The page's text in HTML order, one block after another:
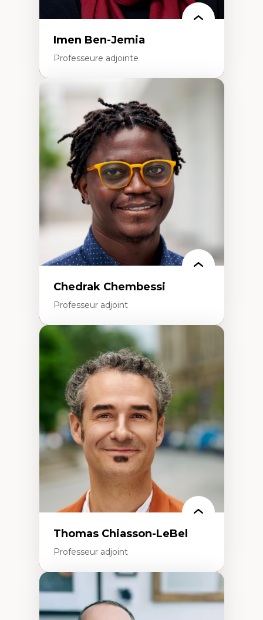
Imen Ben-Jemia
Professeure adjointe
Expertises
Discours sur la ville et représentations
Mosquées, formes et usages au Canada
Reconnaissance et représentations des
communautés immigrantes dans l'espace
urbain
Design architectural et urbain
Patrimoine et patrimonialisation
Études postcoloniales et décolonisation des
savoirs
Chedrak Chembessi
Professeur adjoint
Économie circulaire
Modèles d’affaires durables
Histoire des faits économiques
Gestion durable des ressources naturelles
Écologie industrielle
Aménagement durable du territoire
Développement régional
Coopératives
Télétravail en milieu rural francophone
Transition socio-écologique
Thomas Chiasson-LeBel
Professeur adjoint
Expertises
Théories du développement
Économie politique comparée